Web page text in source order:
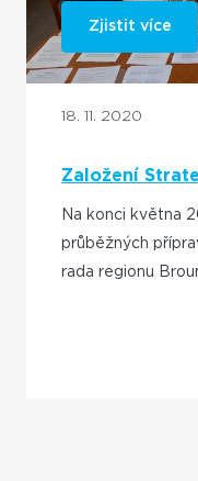
Zjistit více
18. 11. 2020
Založení
Na konci května
průběžných
rada regionu